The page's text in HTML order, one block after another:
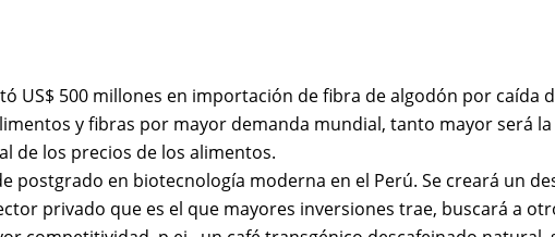
US$ 500 millones en importación de fibra de algodón por caída
y fibras por mayor demanda mundial, tanto mayor será
de los precios de los alimentos.
postgrado en biotecnología moderna en el Perú. Se creará un
privado que es el que mayores inversiones trae, buscará a